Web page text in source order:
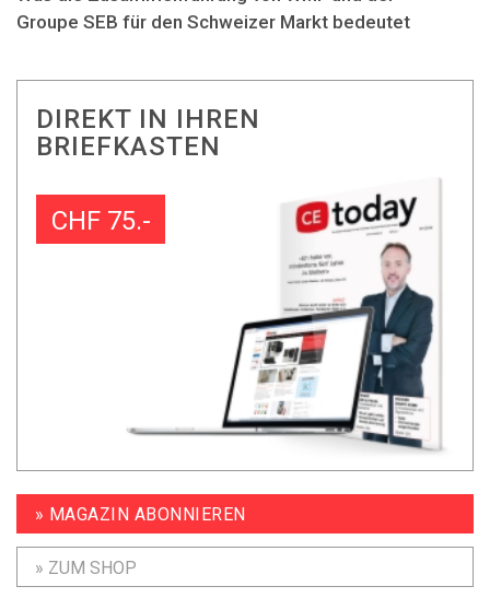
Groupe SEB für den Schweizer Markt bedeutet
DIREKT IN IHREN
BRIEFKASTEN
CHF 75.-
» MAGAZIN ABONNIEREN
» ZUM SHOP